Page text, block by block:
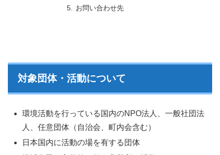
お問い合わせ先
対象団体・活動について
環境活動を行っている国内のNPO法人、一般社団法
人、任意団体（自治会、町内会含む）
日本国内に活動の場を有する団体